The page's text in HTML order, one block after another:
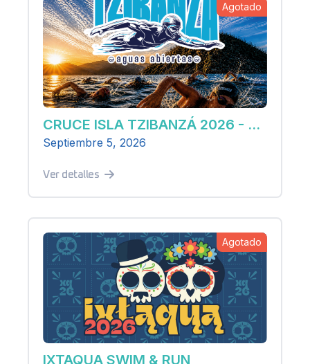
Agotado
CRUCE ISLA TZIBANZÁ 2026 - AGUAS ABIERTAS
Septiembre 5, 2026
Ver detalles
Agotado
IXTAQUA SWIM & RUN